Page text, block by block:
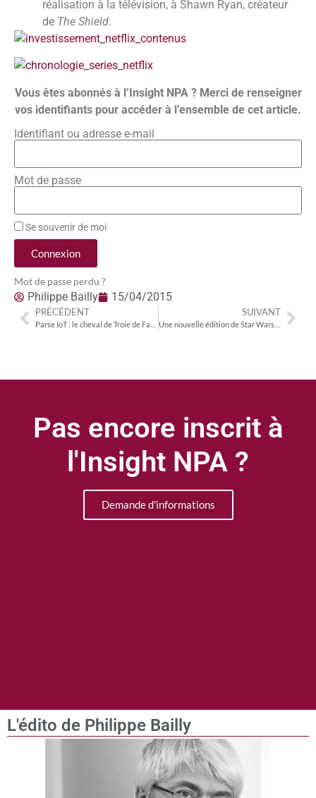
réalisation à la télévision, à Shawn Ryan, créateur
de The Shield.
Vous êtes abonnés à l’Insight NPA ? Merci de renseigner
vos identifiants pour accéder à l’ensemble de cet article.
Identifiant ou adresse e-mail
Mot de passe
Se souvenir de moi
Connexion
Mot de passe perdu ?
Philippe Bailly 15/04/2015
PRÉCÉDENT SUIVANT
Une nouvelle édition de Star Wars en copies numériques
Pas encore inscrit à
l'Insight NPA ?
Demande d'informations
L'édito de Philippe Bailly